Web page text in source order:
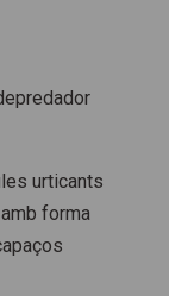
urticants
forma